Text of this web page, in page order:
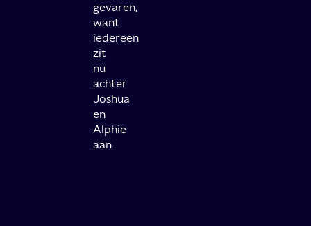
gevaren,
want
iedereen
zit
nu
achter
Joshua
en
Alphie
aan.